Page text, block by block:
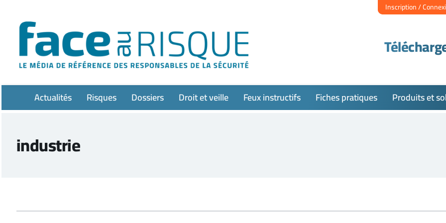
contenu
Inscription /
Actualités Risques Dossiers Droit et veille Feux instructifs Fiches pratiques Produits et
industrie